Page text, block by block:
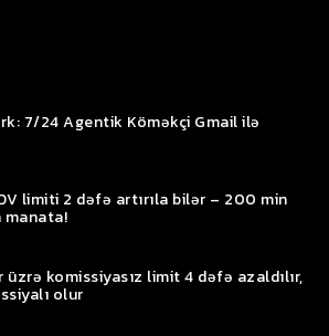
7/24 Agentik Köməkçi Gmail ilə
limiti 2 dəfə artırıla bilər – 200 min
komissiyasız limit 4 dəfə azaldılır,
olur